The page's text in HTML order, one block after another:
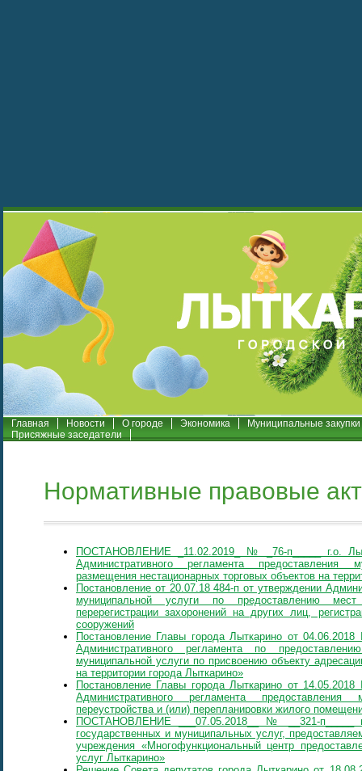
Главная Новости О городе Экономика
Муниципальные закупки
Присяжные заседатели
Нормативные правовые
ПОСТАНОВЛЕНИЕ _11.02.2019_ № _76-п_____ г.о.
Административного регламента предоставления
размещения нестационарных торговых объектов на
Постановление от 20.07.18 484-п от утверждении
муниципальной услуги по предоставлению мест
перерегистрации захоронений на других лиц,
сооружений
Постановление Главы города Лыткарино от
Административного регламента по
муниципальной услуги по присвоению объекту
на территории города Лыткарино»
Постановление Главы города Лыткарино от
Административного регламента предоставления
переустройства и (или) перепланировки жилого
ПОСТАНОВЛЕНИЕ ___07.05.2018__ № __321-п_____
государственных и муниципальных услуг,
учреждения «Многофункциональный центр
услуг Лыткарино»